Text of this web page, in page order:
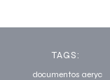
TAGS:
documentos aeryc